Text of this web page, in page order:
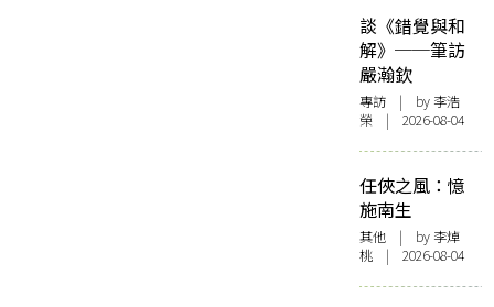
談《錯覺與和
解》──筆訪
嚴瀚欽
專訪 | by 李浩
榮 | 2026-08-04
任俠之風：憶
施南生
其他 | by 李焯
桃 | 2026-08-04